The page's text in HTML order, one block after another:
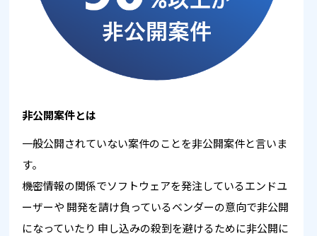
非公開案件とは
一般公開されていない案件のことを非公開案件と言いま
す。
機密情報の関係でソフトウェアを発注しているエンドユ
ーザーや 開発を請け負っているベンダーの意向で非公開
になっていたり 申し込みの殺到を避けるために非公開に